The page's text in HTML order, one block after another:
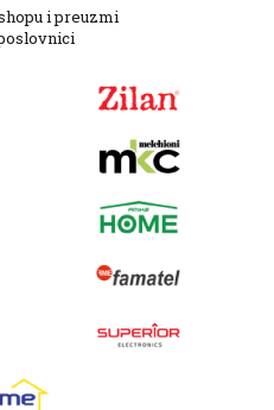
i preuzmi